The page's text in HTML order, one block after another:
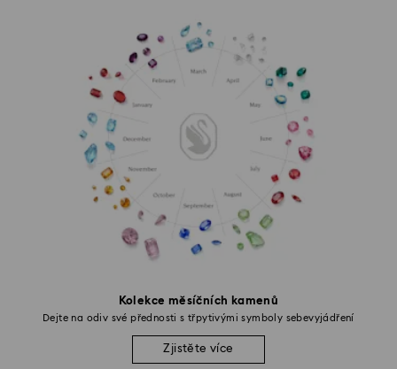
Kolekce měsíčních kamenů
Dejte na odiv své přednosti s třpytivými symboly sebevyjádření
Zjistěte více